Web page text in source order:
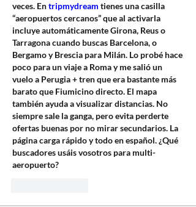
veces. En tripmydream tienes una casilla
“aeropuertos cercanos” que al activarla
incluye automáticamente Girona, Reus o
Tarragona cuando buscas Barcelona, o
Bergamo y Brescia para Milán. Lo probé hace
poco para un viaje a Roma y me salió un
vuelo a Perugia + tren que era bastante más
barato que Fiumicino directo. El mapa
también ayuda a visualizar distancias. No
siempre sale la ganga, pero evita perderte
ofertas buenas por no mirar secundarios. La
página carga rápido y todo en español. ¿Qué
buscadores usáis vosotros para multi-
aeropuerto?